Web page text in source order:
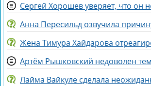
Сергей Хорошев уверяет, что он
Лайма Вайкуле сделала